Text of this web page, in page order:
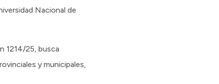
Nacional de
1214/25, busca
y municipales,